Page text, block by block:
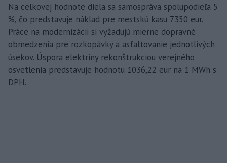
Na celkovej hodnote diela sa samospráva spolupodieľa 5
%, čo predstavuje náklad pre mestskú kasu 7350 eur.
Práce na modernizácii si vyžadujú mierne dopravné
obmedzenia pre rozkopávky a asfaltovanie jednotlivých
úsekov. Úspora elektriny rekonštrukciou verejného
osvetlenia predstavuje hodnotu 1036,22 eur na 1 MWh s
DPH.